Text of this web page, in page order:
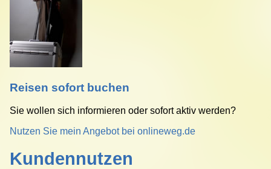
Reisen sofort buchen
Sie wollen sich informieren oder sofort aktiv werden?
Nutzen Sie mein Angebot bei onlineweg.de
Kundennutzen